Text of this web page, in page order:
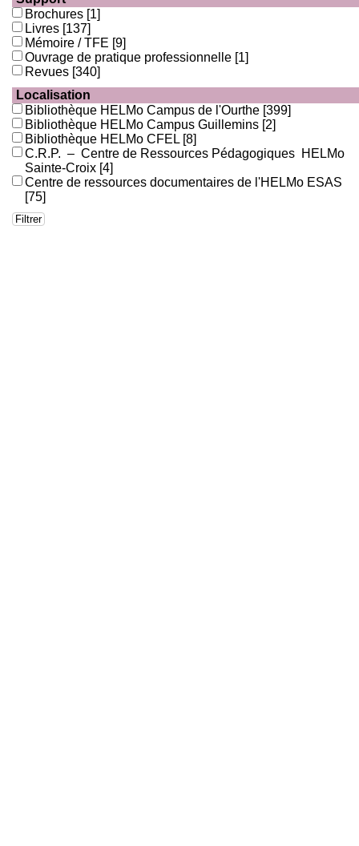
Brochures [1]
Livres [137]
Mémoire / TFE [9]
Ouvrage de pratique professionnelle [1]
Revues [340]
Localisation
Bibliothèque HELMo Campus de l'Ourthe [399]
Bibliothèque HELMo Campus Guillemins [2]
Bibliothèque HELMo CFEL [8]
C.R.P. – Centre de Ressources Pédagogiques HELMo
Sainte-Croix [4]
Centre de ressources documentaires de l'HELMo ESAS
[75]